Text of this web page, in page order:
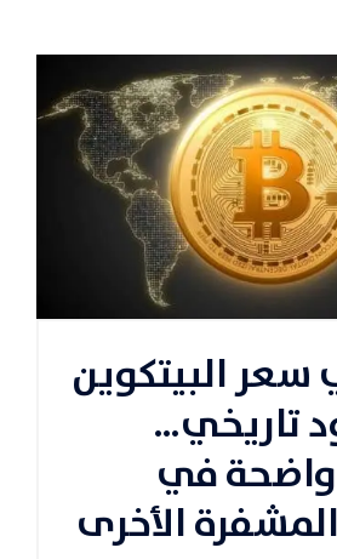
سعر البيتكوين
تاريخي…
واضحة في
الأخرى